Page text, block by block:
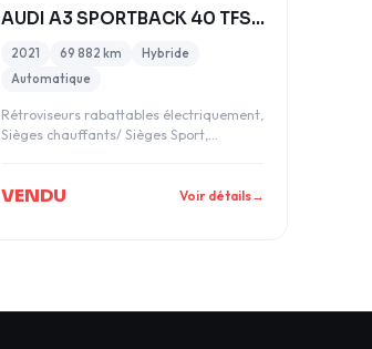
AUDI A3 SPORTBACK 40 TFSI E 204CH DESIGN S TRONIC
2021 69 882 km
Hybride
Automatique
Rétroviseurs rabattables électriquement,
Sièges chauffants/ Sièges Sport,
VENDU Voir détails→